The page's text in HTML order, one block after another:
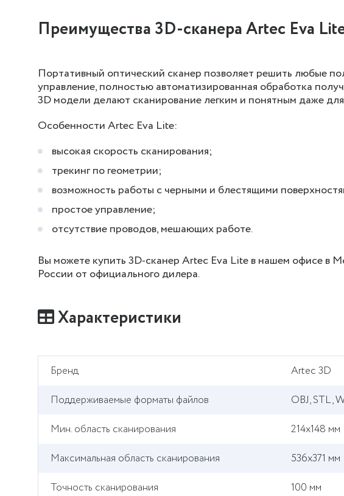
Преимущества 3D-сканера Artec Eva
Портативный оптический сканер позволяет решить любые
управление, полностью автоматизированная обработка
3D модели делают сканирование легким и понятным даже
Особенности Artec Eva Lite:
высокая скорость сканирования;
трекинг по геометрии;
возможность работы с черными и блестящими
простое управление;
отсутствие проводов, мешающих работе.
Вы можете купить 3D-сканер Artec Eva Lite в нашем офисе в
России от официального дилера.
Характеристики
Бренд
Artec 3D
Поддерживаемые форматы файлов
OBJ, STL,
Мин. область сканирования
214x148 мм
Максимальная область сканирования
536x371 мм
Точность сканирования
100 мм